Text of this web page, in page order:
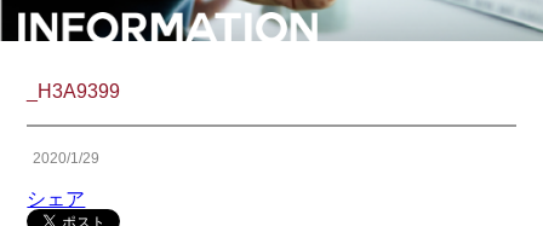
_H3A9399
2020/1/29
シェア